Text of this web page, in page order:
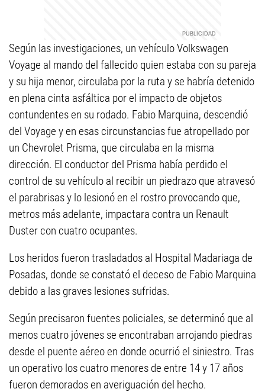
Según las investigaciones, un vehículo Volkswagen
Voyage al mando del fallecido quien estaba con su pareja
y su hija menor, circulaba por la ruta y se habría detenido
en plena cinta asfáltica por el impacto de objetos
contundentes en su rodado. Fabio Marquina, descendió
del Voyage y en esas circunstancias fue atropellado por
un Chevrolet Prisma, que circulaba en la misma
dirección. El conductor del Prisma había perdido el
control de su vehículo al recibir un piedrazo que atravesó
el parabrisas y lo lesionó en el rostro provocando que,
metros más adelante, impactara contra un Renault
Duster con cuatro ocupantes.
Los heridos fueron trasladados al Hospital Madariaga de
Posadas, donde se constató el deceso de Fabio Marquina
debido a las graves lesiones sufridas.
Según precisaron fuentes policiales, se determinó que al
menos cuatro jóvenes se encontraban arrojando piedras
desde el puente aéreo en donde ocurrió el siniestro. Tras
un operativo los cuatro menores de entre 14 y 17 años
fueron demorados en averiguación del hecho.